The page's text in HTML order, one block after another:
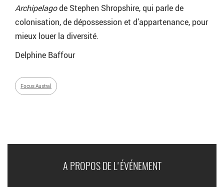
Archipelagode Stephen Shropshire, qui parle de
colonisation, de dépossession et d’appartenance, pour
mieux louer la diversité.
Delphine Baffour
Focus Austral
A PROPOS DE L'ÉVÉNEMENT